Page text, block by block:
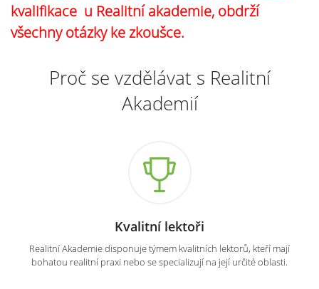
kvalifikace u Realitní akademie, obdrží
všechny otázky ke zkoušce.
Proč se vzdělávat s Realitní
Akademií
Kvalitní lektoři
Realitní Akademie disponuje týmem kvalitních lektorů, kteří mají
bohatou realitní praxi nebo se specializují na její určité oblasti.